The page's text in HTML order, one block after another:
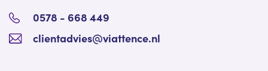
0578 - 668 449
clientadvies@viattence.nl